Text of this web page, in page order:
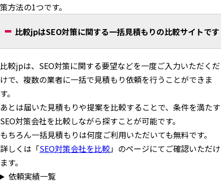
策方法の1つです。
比較jpはSEO対策に関する一括見積もりの比較サイトです
比較jpは、SEO対策に関する要望などを一度ご入力いただくだ
けで、複数の業者に一括で見積もり依頼を行うことができま
す。
あとは届いた見積もりや提案を比較することで、条件を満たす
SEO対策会社を比較しながら探すことが可能です。
もちろん一括見積もりは何度ご利用いただいても無料です。
詳しくは「SEO対策会社を比較」のページにてご確認いただけ
ます。
依頼実績一覧